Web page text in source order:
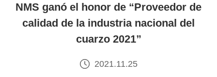
NMS ganó el honor de “Proveedor de
calidad de la industria nacional del
cuarzo 2021”
2021.11.25